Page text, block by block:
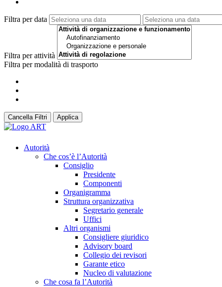
Filtra per data
Filtra per attività
Filtra per modalità di trasporto
Cancella Filtri Applica
Autorità
Che cos’è l’Autorità
Consiglio
Presidente
Componenti
Organigramma
Struttura organizzativa
Segretario generale
Uffici
Altri organismi
Consigliere giuridico
Advisory board
Collegio dei revisori
Garante etico
Nucleo di valutazione
Che cosa fa l’Autorità